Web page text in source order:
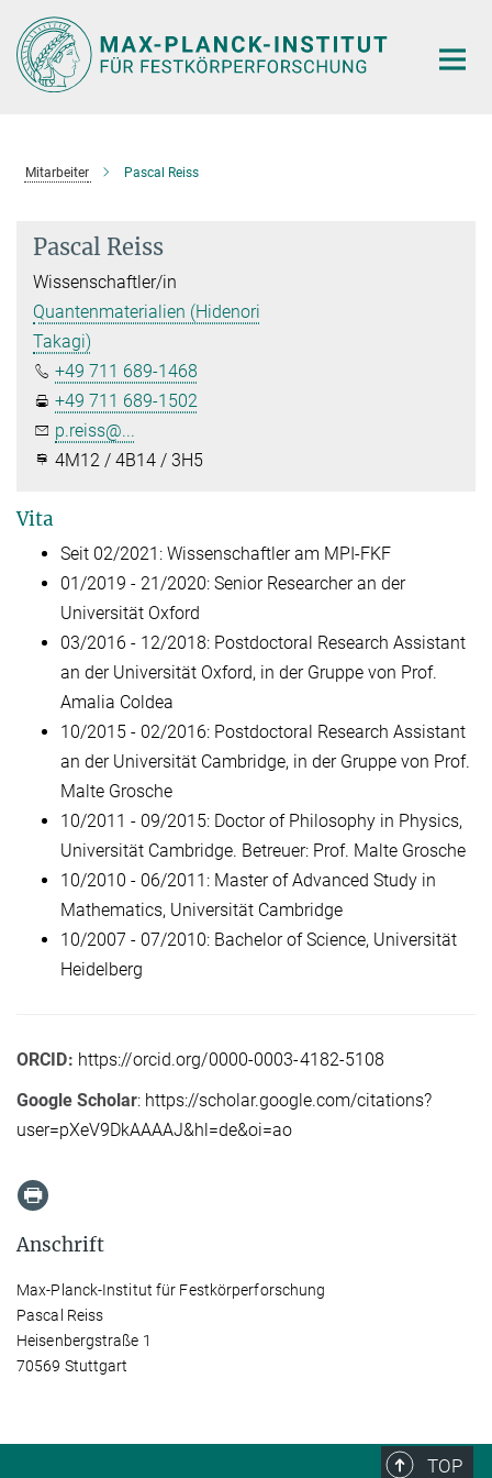
Hauptinhalt
Mitarbeiter Pascal Reiss
Pascal Reiss
Wissenschaftler/in
Quantenmaterialien (Hidenori
Takagi)
+49 711 689-1468
+49 711 689-1502
p.reiss@...
4M12 / 4B14 / 3H5
Vita
Seit 02/2021: Wissenschaftler am MPI-FKF
01/2019 - 21/2020: Senior Researcher an der
Universität Oxford
03/2016 - 12/2018: Postdoctoral Research Assistant
an der Universität Oxford, in der Gruppe von Prof.
Amalia Coldea
10/2015 - 02/2016: Postdoctoral Research Assistant
an der Universität Cambridge, in der Gruppe von Prof.
Malte Grosche
10/2011 - 09/2015: Doctor of Philosophy in Physics,
Universität Cambridge. Betreuer: Prof. Malte Grosche
10/2010 - 06/2011: Master of Advanced Study in
Mathematics, Universität Cambridge
10/2007 - 07/2010: Bachelor of Science, Universität
Heidelberg
ORCID: https://orcid.org/0000-0003-4182-5108
Google Scholar: https://scholar.google.com/citations?
user=pXeV9DkAAAAJ&hl=de&oi=ao
Anschrift
Max-Planck-Institut für Festkörperforschung
Pascal Reiss
Heisenbergstraße 1
70569 Stuttgart
TOP